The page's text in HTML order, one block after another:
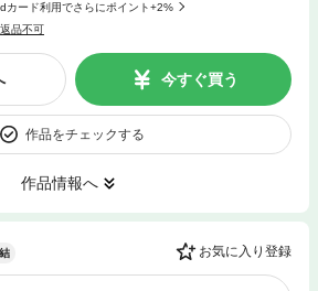
dカード利用でさらにポイント+2%
返品不可
今すぐ買う
作品をチェックする
作品情報へ
お気に入り登録